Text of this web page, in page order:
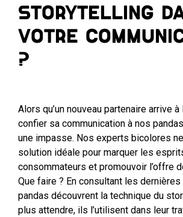
storytelling
votre
?
Alors qu’un nouveau partenaire arrive à
confier sa communication à nos
une impasse. Nos experts bicolores
solution idéale pour marquer les
consommateurs et promouvoir l’offre
Que faire ? En consultant les
pandas découvrent la technique du
plus attendre, ils l’utilisent dans leur